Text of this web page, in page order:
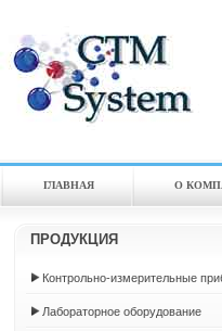
ГЛАВНАЯ О
ПРОДУКЦИЯ
Контрольно-измерительные
Лабораторное оборудование